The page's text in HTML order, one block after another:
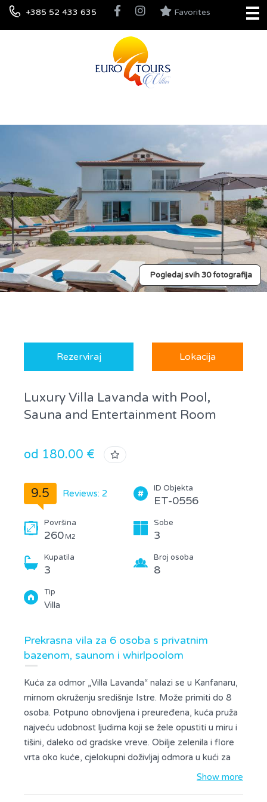
+385 52 433 635 Favorites
Pogledaj svih 30 fotografija
Rezerviraj Lokacija
Luxury Villa Lavanda with Pool,
Sauna and Entertainment Room
od 180.00 €
9.5 Reviews: 2 ID Objekta
ET-0556
Površina
260 M2
Sobe
3
Kupatila
3
Broj osoba
8
Tip
Villa
Prekrasna vila za 6 osoba s privatnim
bazenom, saunom i whirlpoolom
Kuća za odmor „Villa Lavanda“ nalazi se u Kanfanaru,
mirnom okruženju središnje Istre. Može primiti do 8
osoba. Potpuno obnovljena i preuređena, kuća pruža
najveću udobnost ljudima koji se žele opustiti u miru i
tišini, daleko od gradske vreve. Obilje zelenila i flore
vrta oko kuće, cjelokupni doživljaj odmora u kući za
odmor. Na prvom katu se nalaze tri spavaće sobe,
Show more